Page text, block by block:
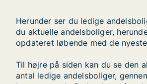
Herunder ser du ledige
du aktuelle andelsboliger,
opdateret løbende med de
Til højre på siden kan du se den
antal ledige andelsboliger,